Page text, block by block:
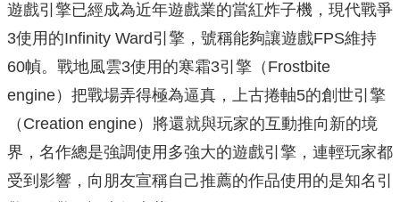
遊戲引擎已經成為近年遊戲業的當紅炸子機，現代戰爭
3使用的Infinity Ward引擎，號稱能夠讓遊戲FPS維持
60幀。戰地風雲3使用的寒霜3引擎（Frostbite
engine）把戰場弄得極為逼真，上古捲軸5的創世引擎
（Creation engine）將還就與玩家的互動推向新的境
界，名作總是強調使用多強大的遊戲引擎，連輕玩家都
受到影響，向朋友宣稱自己推薦的作品使用的是知名引